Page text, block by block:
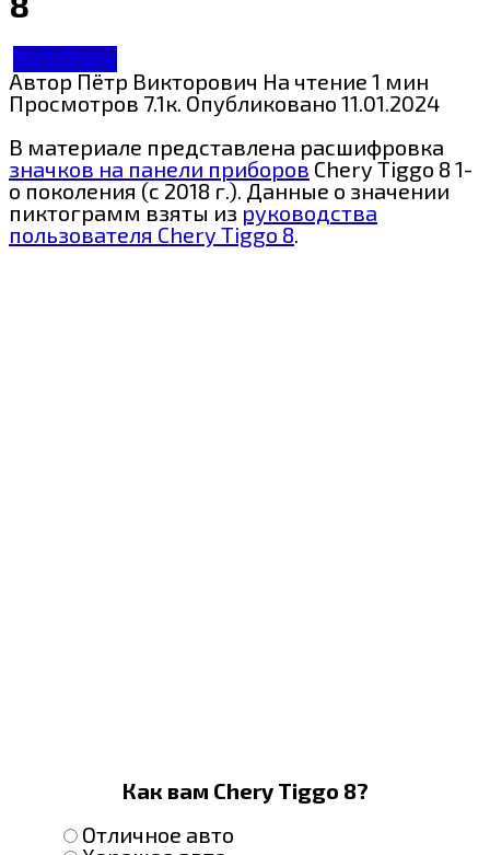
ЗнП Chery
АвторПётр Викторович На чтение 1 мин
Просмотров 7.1к. Опубликовано 11.01.2024
В материале представлена расшифровка
значков на панели приборов Chery Tiggo 8 1-
о поколения (с 2018 г.). Данные о значении
пиктограмм взяты из руководства
пользователя Chery Tiggo 8.
Как вам Chery Tiggo 8?
Отличное авто